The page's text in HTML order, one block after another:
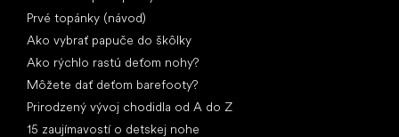
Prvé topánky (návod)
Ako vybrať papuče do škôlky
Ako rýchlo rastú deťom nohy?
Môžete dať deťom barefooty?
Prirodzený vývoj chodidla od A do Z
15 zaujímavostí o detskej nohe